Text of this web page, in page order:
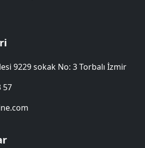
9229 sokak No: 3 Torbalı İzmir
57